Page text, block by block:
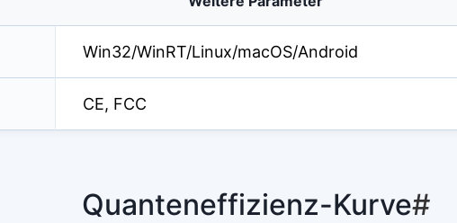
Win32/WinRT/Linux/macOS/Android
CE, FCC
Quanteneffizienz-Kurve#